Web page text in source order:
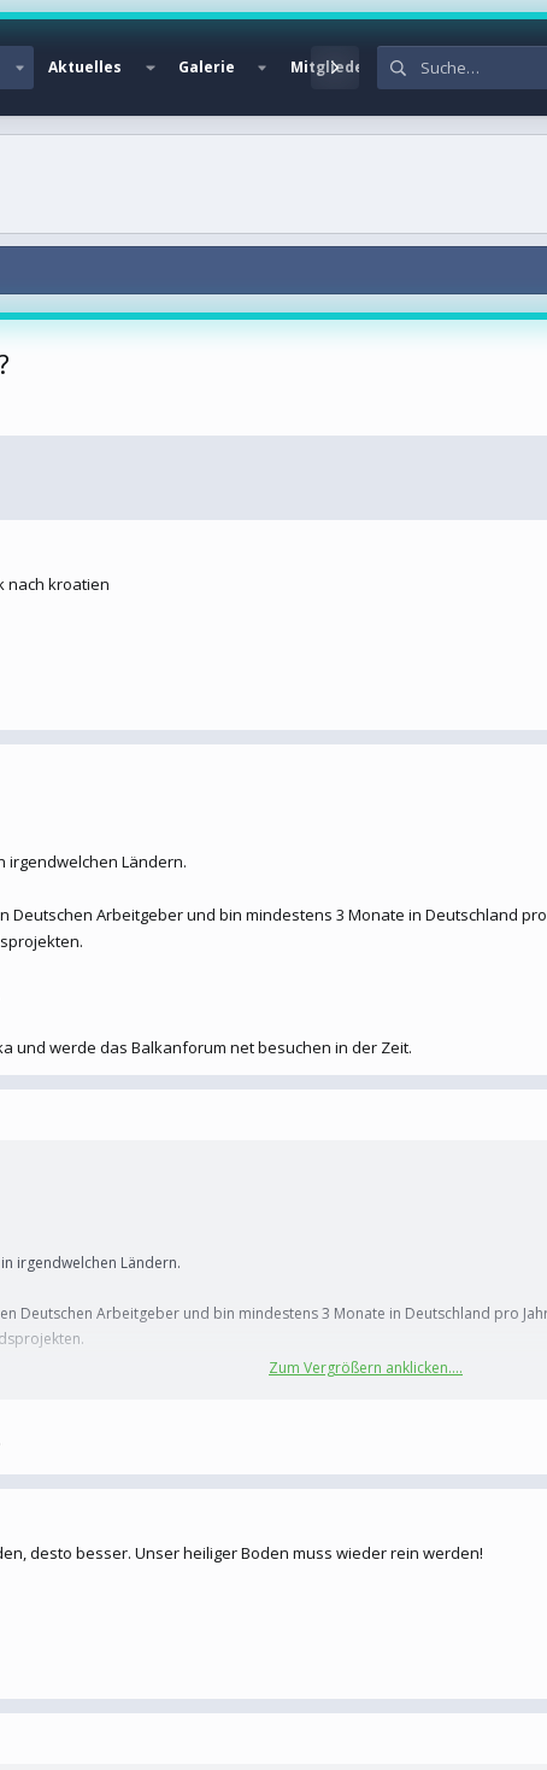
Aktuelles Galerie Mitglieder
nach kroatien
irgendwelchen Ländern.
Deutschen Arbeitgeber und bin mindestens 3 Monate in Deutschland
und werde das Balkanforum net besuchen in der Zeit.
irgendwelchen Ländern.
Deutschen Arbeitgeber und bin mindestens 3 Monate in Deutschland pro
und werde das Balkanforum net besuchen in der Zeit.
Zum Vergrößern anklicken....
desto besser. Unser heiliger Boden muss wieder rein werden!